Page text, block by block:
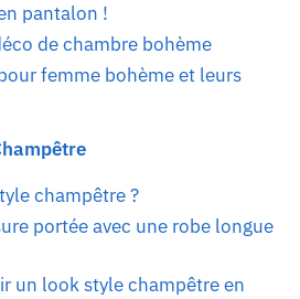
pantalon !
de chambre bohème
femme bohème et leurs
champêtre ?
portée avec une robe longue
un look style champêtre en